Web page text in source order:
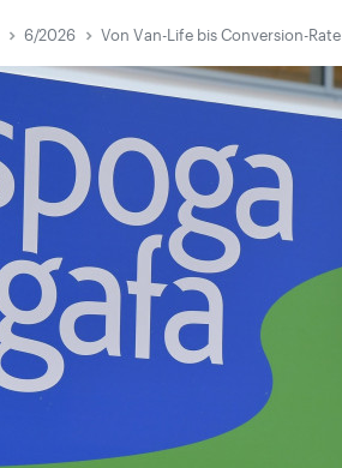
6/2026 Von Van-Life bis ­Conversion-Rate